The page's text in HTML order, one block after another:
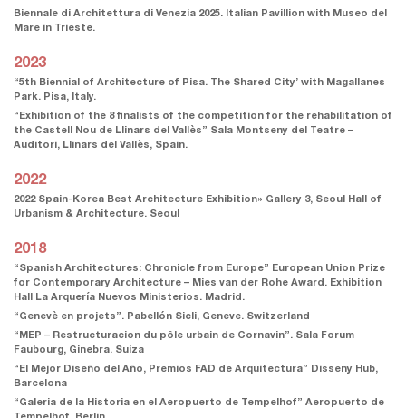
Biennale di Architettura di Venezia 2025. Italian Pavillion with Museo del
Mare in Trieste.
2023
“5th Biennial of Architecture of Pisa. The Shared City’ with Magallanes
Park. Pisa, Italy.
“Exhibition of the 8 finalists of the competition for the rehabilitation of
the Castell Nou de Llinars del Vallès” Sala Montseny del Teatre –
Auditori, Llinars del Vallès, Spain.
2022
2022 Spain-Korea Best Architecture Exhibition» Gallery 3, Seoul Hall of
Urbanism & Architecture. Seoul
2018
“Spanish Architectures: Chronicle from Europe” European Union Prize
for Contemporary Architecture – Mies van der Rohe Award. Exhibition
Hall La Arquería Nuevos Ministerios. Madrid.
“Genevè en projets”. Pabellón Sicli, Geneve. Switzerland
“MEP – Restructuracion du pôle urbain de Cornavin”. Sala Forum
Faubourg, Ginebra. Suiza
“El Mejor Diseño del Año, Premios FAD de Arquitectura” Disseny Hub,
Barcelona
“Galeria de la Historia en el Aeropuerto de Tempelhof” Aeropuerto de